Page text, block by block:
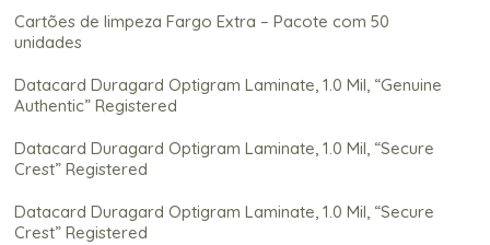
Cartões de limpeza Fargo Extra – Pacote com 50
unidades
Datacard Duragard Optigram Laminate, 1.0 Mil, “Genuine
Authentic” Registered
Datacard Duragard Optigram Laminate, 1.0 Mil, “Secure
Crest” Registered
Datacard Duragard Optigram Laminate, 1.0 Mil, “Secure
Crest” Registered